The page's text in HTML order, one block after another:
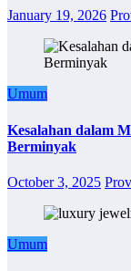
January 19, 2026
Umum
Kesalahan dalam
Berminyak
October 3, 2025
Umum